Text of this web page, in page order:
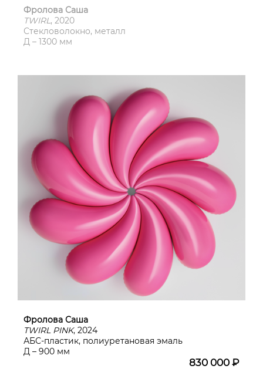
Фролова Саша
TWIRL, 2020
Стекловолокно, металл
Д – 1300 мм
Фролова Саша
TWIRL PINK, 2024
АБС-пластик, полиуретановая эмаль
Д – 900 мм
830 000 ₽